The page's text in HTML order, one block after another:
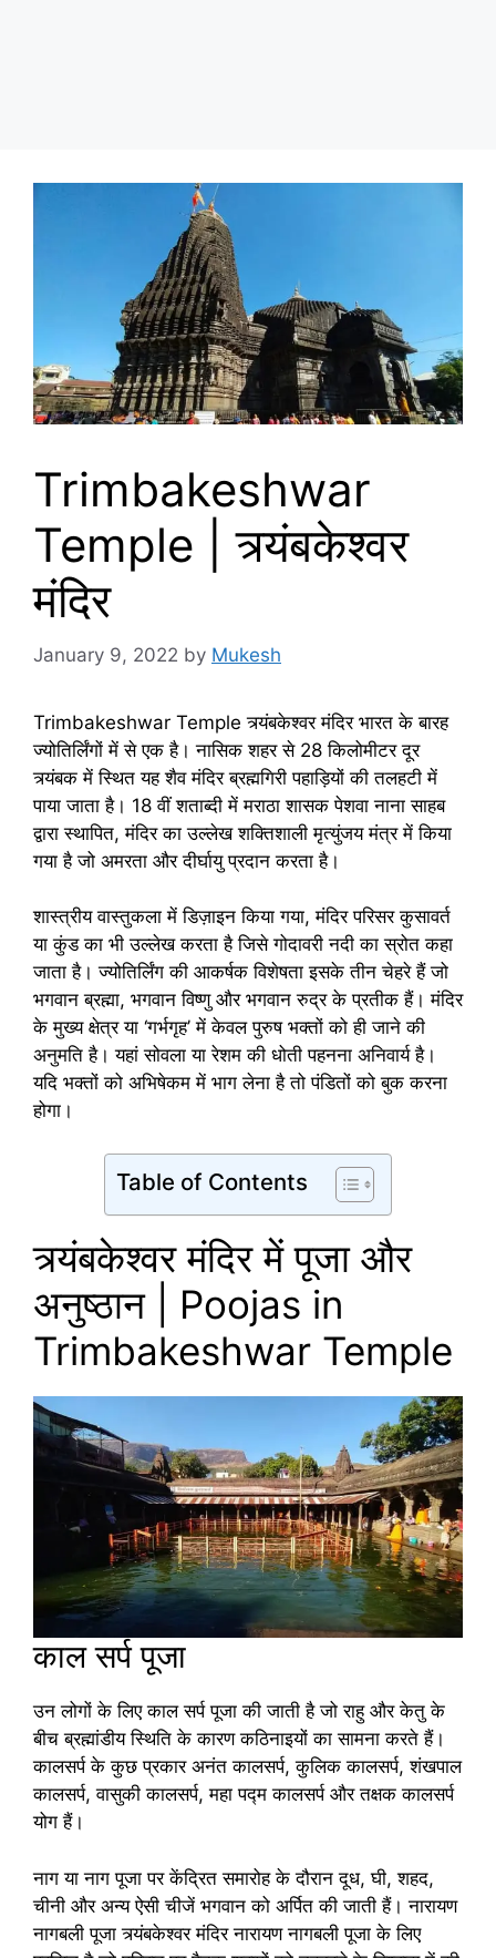
Trimbakeshwar
Temple | त्र्यंबकेश्वर
मंदिर
January 9, 2022 by Mukesh
Trimbakeshwar Temple त्र्यंबकेश्वर मंदिर भारत के बारह
ज्योतिर्लिंगों में से एक है। नासिक शहर से 28 किलोमीटर दूर
त्र्यंबक में स्थित यह शैव मंदिर ब्रह्मगिरी पहाड़ियों की तलहटी में
पाया जाता है। 18 वीं शताब्दी में मराठा शासक पेशवा नाना साहब
द्वारा स्थापित, मंदिर का उल्लेख शक्तिशाली मृत्युंजय मंत्र में किया
गया है जो अमरता और दीर्घायु प्रदान करता है।
शास्त्रीय वास्तुकला में डिज़ाइन किया गया, मंदिर परिसर कुसावर्त
या कुंड का भी उल्लेख करता है जिसे गोदावरी नदी का स्रोत कहा
जाता है। ज्योतिर्लिंग की आकर्षक विशेषता इसके तीन चेहरे हैं जो
भगवान ब्रह्मा, भगवान विष्णु और भगवान रुद्र के प्रतीक हैं। मंदिर
के मुख्य क्षेत्र या ‘गर्भगृह’ में केवल पुरुष भक्तों को ही जाने की
अनुमति है। यहां सोवला या रेशम की धोती पहनना अनिवार्य है।
यदि भक्तों को अभिषेकम में भाग लेना है तो पंडितों को बुक करना
होगा।
Table of Contents
त्र्यंबकेश्वर मंदिर में पूजा और
अनुष्ठान | Poojas in
Trimbakeshwar Temple
काल सर्प पूजा
उन लोगों के लिए काल सर्प पूजा की जाती है जो राहु और केतु के
बीच ब्रह्मांडीय स्थिति के कारण कठिनाइयों का सामना करते हैं।
कालसर्प के कुछ प्रकार अनंत कालसर्प, कुलिक कालसर्प, शंखपाल
कालसर्प, वासुकी कालसर्प, महा पद्म कालसर्प और तक्षक कालसर्प
योग हैं।
नाग या नाग पूजा पर केंद्रित समारोह के दौरान दूध, घी, शहद,
चीनी और अन्य ऐसी चीजें भगवान को अर्पित की जाती हैं। नारायण
नागबली पूजा त्र्यंबकेश्वर मंदिर नारायण नागबली पूजा के लिए